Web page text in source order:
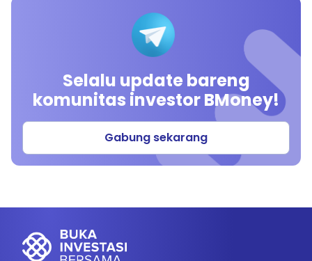
Selalu update bareng
komunitas investor BMoney!
Gabung sekarang